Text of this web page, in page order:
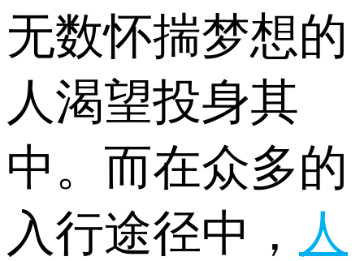
无数怀揣梦想的
人渴望投身其
中。而在众多的
入行途径中， 人